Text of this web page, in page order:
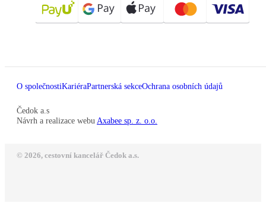
O společnostiKariéraPartnerská sekceOchrana osobních údajů
Čedok a.s
Návrh a realizace webu Axabee sp. z. o.o.
© 2026, cestovní kancelář Čedok a.s.